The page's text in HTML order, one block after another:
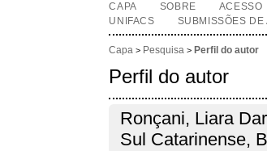
CAPA SOBRE ACESSO
UNIFACS
SUBMISSÕES DE
Capa > Pesquisa > Perfil do autor
Perfil do autor
Ronçani, Liara
Sul Catarinense,